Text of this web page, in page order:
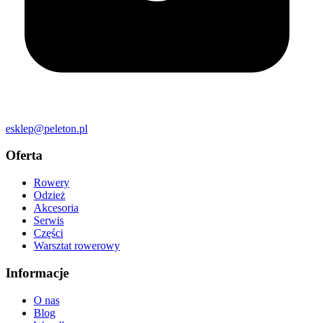
esklep@peleton.pl
Oferta
Rowery
Odzież
Akcesoria
Serwis
Części
Warsztat rowerowy
Informacje
O nas
Blog